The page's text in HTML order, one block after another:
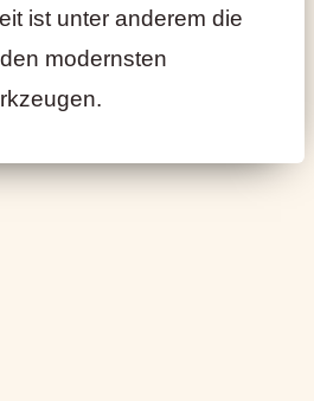
ist unter anderem die
modernsten